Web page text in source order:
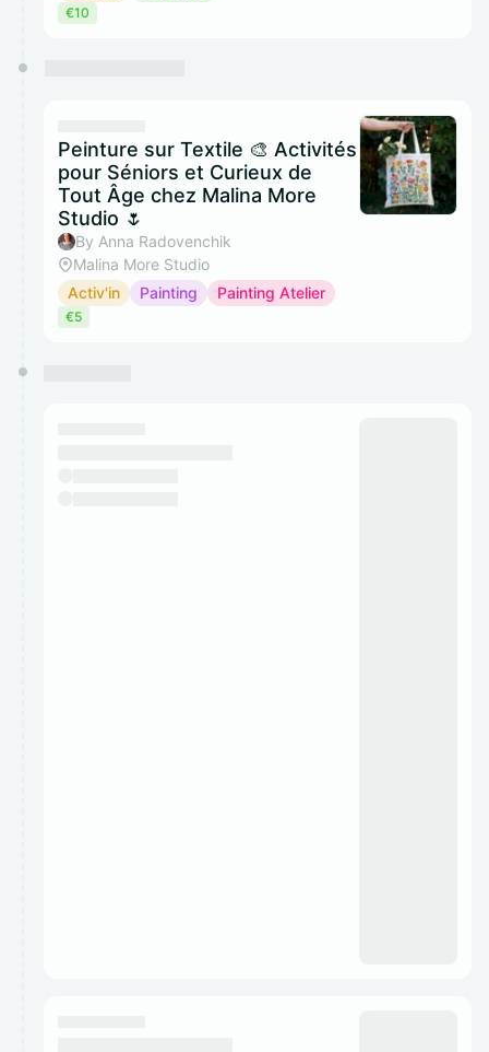
€10
Peinture sur Textile 🎨 Activités
pour Séniors et Curieux de
Tout Âge chez Malina More
Studio 🌷
By Anna Radovenchik
Malina More Studio
Activ'in
Painting Painting Atelier
€5